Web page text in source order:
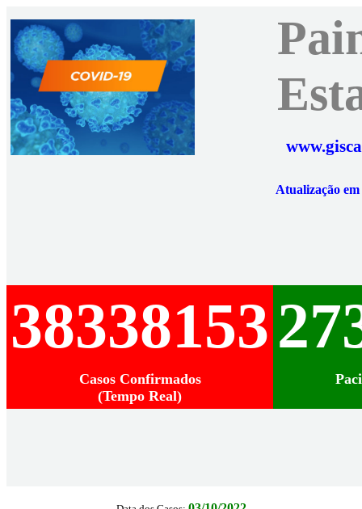
Atualização
38338153
Casos Confirmados
(Tempo Real)